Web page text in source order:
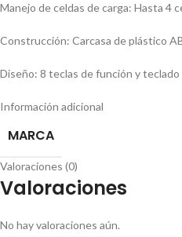
Manejo de celdas de carga: Hasta 4
Construcción: Carcasa de plástico
Diseño: 8 teclas de función y
Información adicional
MARCA
Valoraciones (0)
Valoraciones
No hay valoraciones aún.